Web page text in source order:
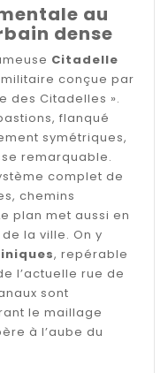
au
dense
Citadelle
conçue par
des Citadelles ».
flanqué
symétriques,
remarquable.
complet de
chemins
plan met aussi en
la ville. On y
, repérable
l’actuelle rue de
sont
le maillage
à l’aube du